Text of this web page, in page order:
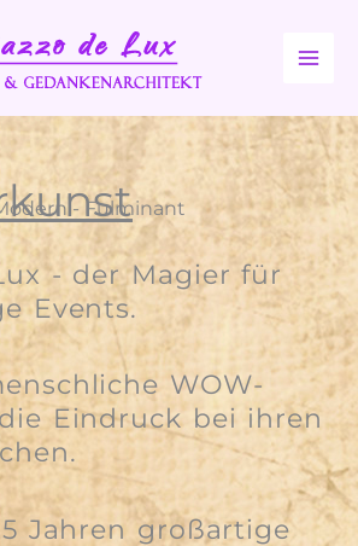
- Fulminant
- der Magier für
Events.
WOW-
Eindruck bei ihren
Jahren großartige